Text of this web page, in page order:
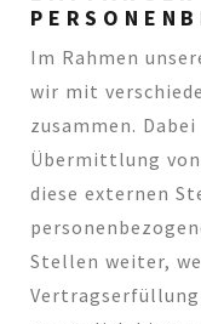
Im Rahmen
wir mit
zusammen.
Übermittlung
diese externen
Stellen weiter,